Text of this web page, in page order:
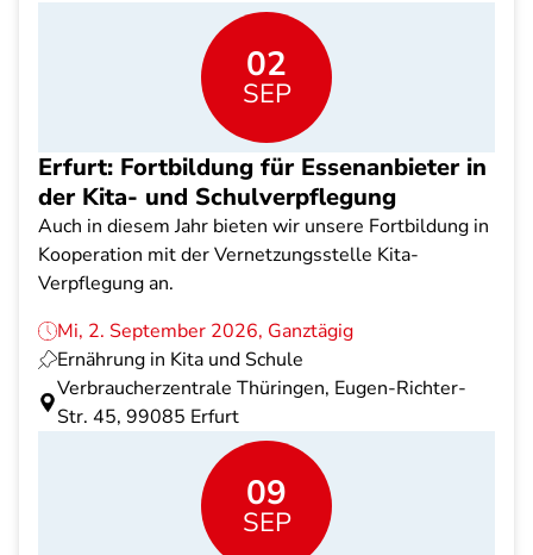
02
SEP
Erfurt: Fortbildung für Essenanbieter in
der Kita- und Schulverpflegung
Auch in diesem Jahr bieten wir unsere Fortbildung in
Kooperation mit der Vernetzungsstelle Kita-
Verpflegung an.
Mi, 2. September 2026, Ganztägig
Ernährung in Kita und Schule
Verbraucherzentrale Thüringen, Eugen-Richter-
Str. 45, 99085 Erfurt
09
SEP